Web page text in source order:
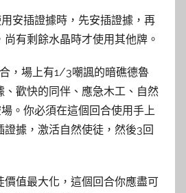
安插證據時，先安插證據，再
有剩餘水晶時才使用其他牌。
，場上有1/3嘲諷的暗礁德魯
、歡快的同伴、應急木工、自然
。你必須在這個回合使用手上
證據，激活自然使徒，然後3回
價值最大化，這個回合你應盡可